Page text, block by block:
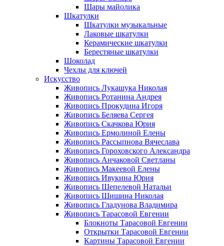
Шары майолика
Шкатулки
Шкатулки музыкальные
Лаковые шкатулки
Керамические шкатулки
Берестяные шкатулки
Шоколад
Чехлы для ключей
Искусство
Живопись Лукашука Николая
Живопись Ротанина Андрея
Живопись Прокудина Игоря
Живопись Беляева Сергея
Живопись Скачкова Юрия
Живопись Ермолиной Елены
Живопись Рассыпнова Вячеслава
Живопись Гороховского Александра
Живопись Анчаковой Светланы
Живопись Макеевой Елены
Живопись Ивукина Юрия
Живопись Шепелевой Натальи
Живопись Шишина Николая
Живопись Гладунова Владимира
Живопись Тарасовой Евгении
Блокноты Тарасовой Евгении
Открытки Тарасовой Евгении
Картины Тарасовой Евгении